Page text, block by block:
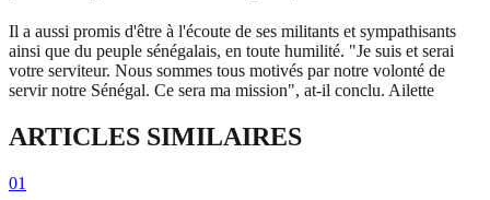
Il a aussi promis d'être à l'écoute de ses militants et sympathisants
ainsi que du peuple sénégalais, en toute humilité. "Je suis et serai
votre serviteur. Nous sommes tous motivés par notre volonté de
servir notre Sénégal. Ce sera ma mission", at-il conclu. Ailette
ARTICLES SIMILAIRES
01